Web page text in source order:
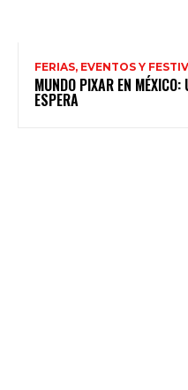
FERIAS, EVENTOS Y
MUNDO PIXAR EN
ESPERA